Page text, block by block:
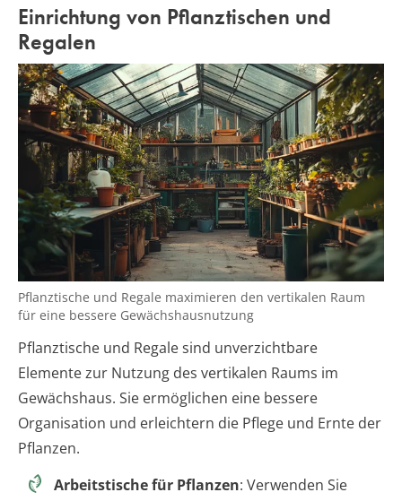
Einrichtung von Pflanztischen und
Regalen
Pflanztische und Regale maximieren den vertikalen Raum
für eine bessere Gewächshausnutzung
Pflanztische und Regale sind unverzichtbare
Elemente zur Nutzung des vertikalen Raums im
Gewächshaus. Sie ermöglichen eine bessere
Organisation und erleichtern die Pflege und Ernte der
Pflanzen.
Arbeitstische für Pflanzen: Verwenden Sie